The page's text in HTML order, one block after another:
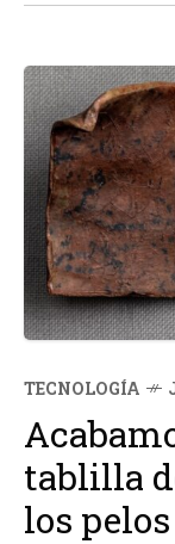
TECNOLOGÍA
tablilla
los